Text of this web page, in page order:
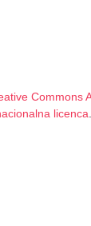
Commons
licenca.